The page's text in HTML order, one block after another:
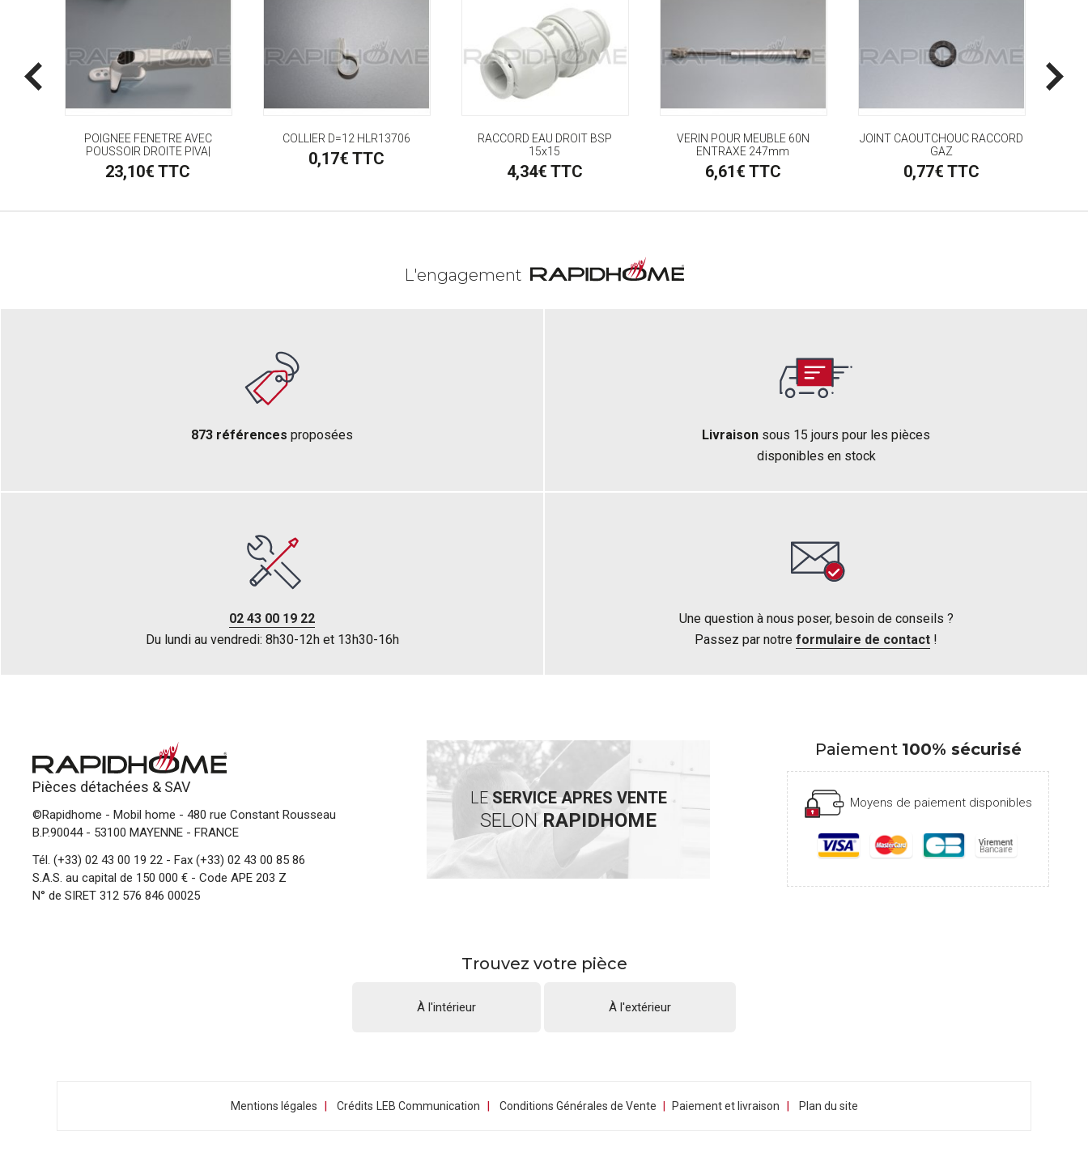
POIGNEE FENETRE AVEC
POUSSOIR DROITE PIVA|
23,10€ TTC
COLLIER D=12 HLR13706
0,17€ TTC
RACCORD EAU DROIT BSP
15x15
4,34€ TTC
VERIN POUR MEUBLE 60N
ENTRAXE 247mm
6,61€ TTC
JOINT CAOUTCHOUC RACCORD
GAZ
0,77€ TTC
L'engagement
873 références proposées Livraison sous 15 jours pour les pièces
disponibles en stock
02 43 00 19 22
Du lundi au vendredi: 8h30-12h et 13h30-16h
Une question à nous poser, besoin de conseils ?
Passez par notre formulaire de contact !
Pièces détachées & SAV
©Rapidhome - Mobil home - 480 rue Constant Rousseau
B.P.90044 - 53100 MAYENNE - FRANCE
Tél. (+33) 02 43 00 19 22 - Fax (+33) 02 43 00 85 86
S.A.S. au capital de 150 000 € - Code APE 203 Z
N° de SIRET 312 576 846 00025
LE SERVICE APRES VENTE
SELONRAPIDHOME
Paiement 100% sécurisé
Moyens de paiement disponibles
Trouvez votre pièce
À l'intérieur À l'extérieur
Mentions légales | Crédits LEB Communication | Conditions Générales de Vente Paiement et livraison | Plan du site